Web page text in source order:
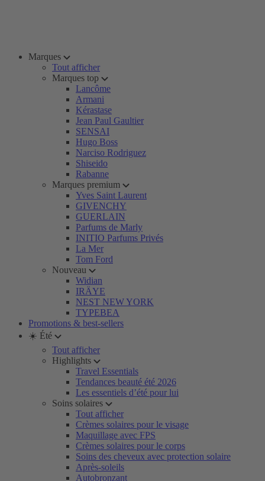
Marques
Tout afficher
Marques top
Lancôme
Armani
Kérastase
Jean Paul Gaultier
SENSAI
Hugo Boss
Narciso Rodriguez
Shiseido
Rabanne
Marques premium
Yves Saint Laurent
GIVENCHY
GUERLAIN
Parfums de Marly
INITIO Parfums Privés
La Mer
Tom Ford
Nouveau
Widian
IRÄYE
NEST NEW YORK
TYPEBEA
Promotions & best-sellers
☀️ Été
Tout afficher
Highlights
Travel Essentials
Tendances beauté été 2026
Les essentiels d’été pour lui
Soins solaires
Tout afficher
Crèmes solaires pour le visage
Maquillage avec FPS
Crèmes solaires pour le corps
Soins des cheveux avec protection solaire
Après-soleils
Autobronzant